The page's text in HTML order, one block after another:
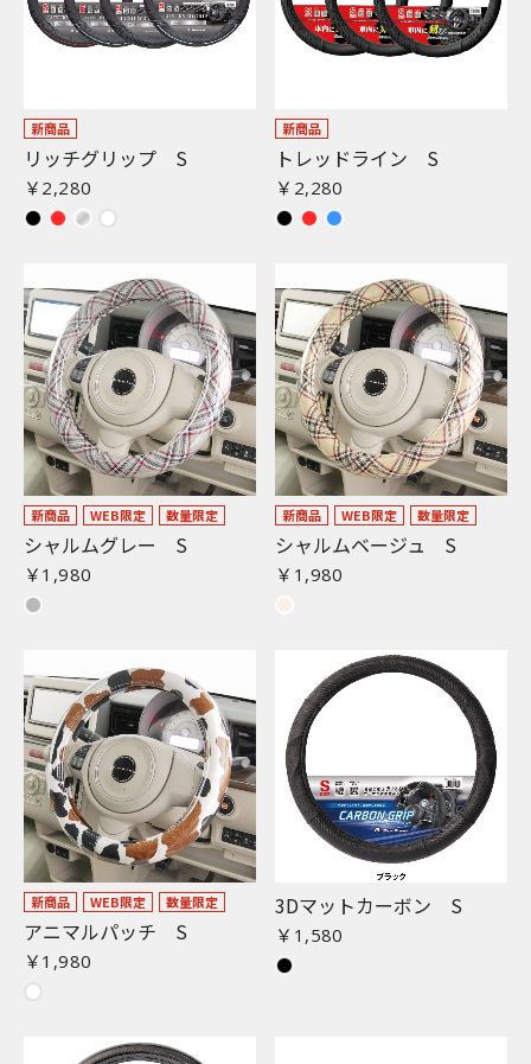
新商品
リッチグリップ S
￥2,280
新商品
トレッドライン S
￥2,280
新商品 WEB限定 数量限定
シャルムグレー S
￥1,980
新商品 WEB限定 数量限定
シャルムベージュ S
￥1,980
新商品 WEB限定 数量限定
アニマルパッチ S
￥1,980
3Dマットカーボン S
￥1,580